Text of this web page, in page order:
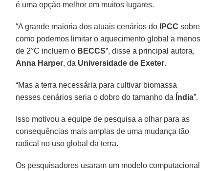
é uma opção melhor em muitos lugares.
“A grande maioria dos atuais cenários do IPCC sobre
como podemos limitar o aquecimento global a menos
de 2°C incluem o BECCS”, disse a principal autora,
Anna Harper, da Universidade de Exeter.
“Mas a terra necessária para cultivar biomassa
nesses cenários seria o dobro do tamanho da Índia”.
Isso motivou a equipe de pesquisa a olhar para as
consequências mais amplas de uma mudança tão
radical no uso global da terra.
Os pesquisadores usaram um modelo computacional